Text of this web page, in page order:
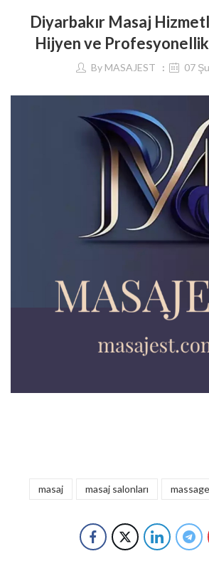
Diyarbakır Masaj
Hijyen ve
By MASAJEST 07
masaj masaj salonları massage